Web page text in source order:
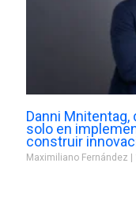
Danni Mnitentag,
solo en
construir
Maximiliano Fernández